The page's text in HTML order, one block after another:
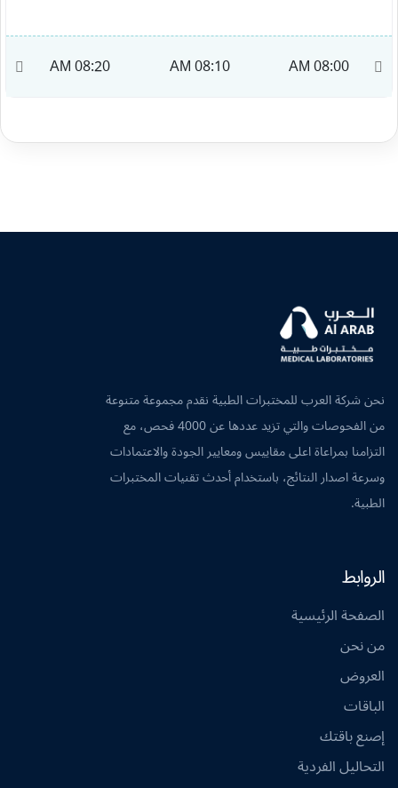
08:00 AM
08:10 AM
08:20 AM
نحن شركة العرب للمختبرات الطبية نقدم مجموعة متنوعة
من الفحوصات والتي تزيد عددها عن 4000 فحص، مع
التزامنا بمراعاة اعلى مقاييس ومعايير الجودة والاعتمادات
وسرعة اصدار النتائج، باستخدام أحدث تقنيات المختبرات
الطبية.
الروابط
الصفحة الرئيسية
من نحن
العروض
الباقات
إصنع باقتك
التحاليل الفردية